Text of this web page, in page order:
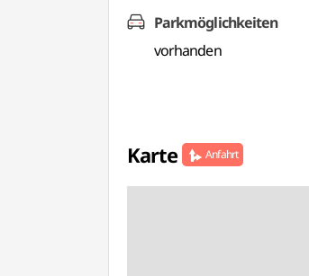
Parkmöglichkeiten
vorhanden
Karte Anfahrt